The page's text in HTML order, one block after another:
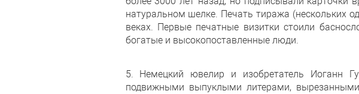
натуральном шелке. Печать тиража (нескольких
веках. Первые печатные визитки стоили
богатые и высокопоставленные люди.
5. Немецкий ювелир и изобретатель Иоганн
подвижными выпуклыми литерами,